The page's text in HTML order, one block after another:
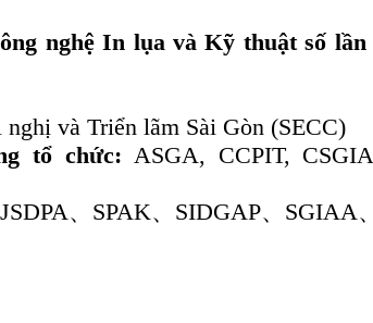
nghệ In lụa và Kỹ thuật số
và Triển lãm Sài Gòn (SECC)
tổ chức: ASGA, CCPIT,
、SPAK、SIDGAP、SGIAA